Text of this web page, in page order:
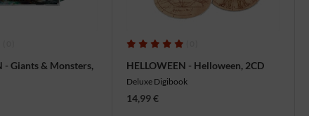
- Giants & Monsters,
HELLOWEEN - Helloween, 2CD
Deluxe Digibook
14,99 €